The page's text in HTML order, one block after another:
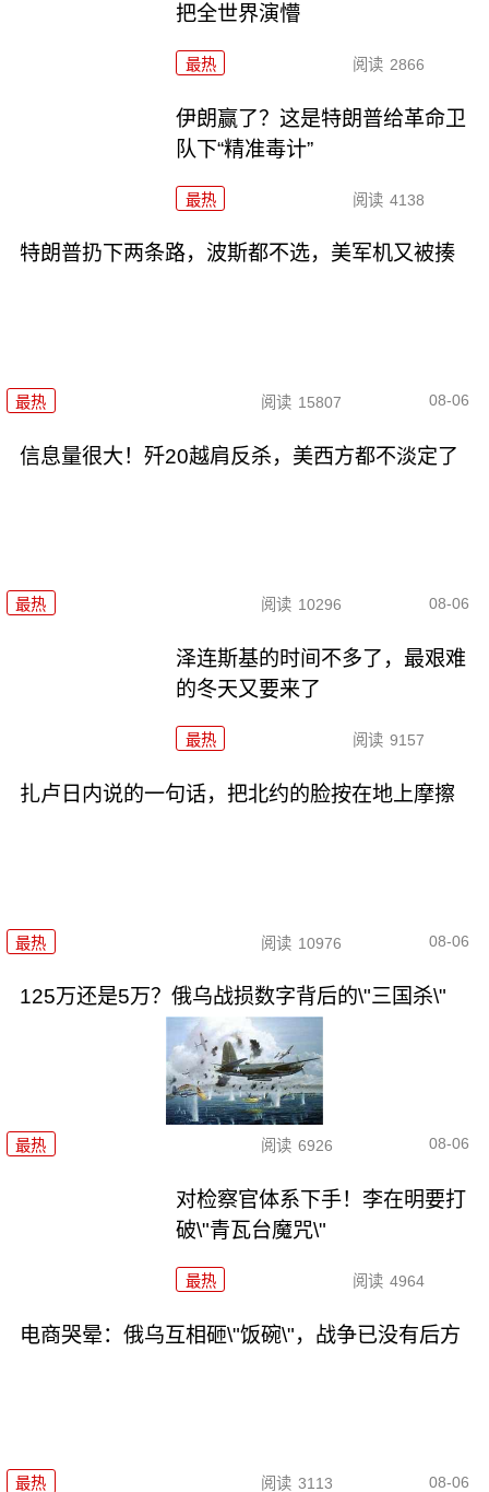
把全世界演懵
最热 阅读 2866
伊朗赢了？这是特朗普给革命卫
队下“精准毒计”
最热 阅读 4138
特朗普扔下两条路，波斯都不选，美军机又被揍
最热 阅读 15807 08-06
信息量很大！歼20越肩反杀，美西方都不淡定了
最热 阅读 10296 08-06
泽连斯基的时间不多了，最艰难
的冬天又要来了
最热 阅读 9157
扎卢日内说的一句话，把北约的脸按在地上摩擦
最热 阅读 10976 08-06
125万还是5万？俄乌战损数字背后的\"三国杀\"
最热 阅读 6926 08-06
对检察官体系下手！李在明要打
破\"青瓦台魔咒\"
最热 阅读 4964
电商哭晕：俄乌互相砸\"饭碗\"，战争已没有后方
最热 阅读 3113 08-06